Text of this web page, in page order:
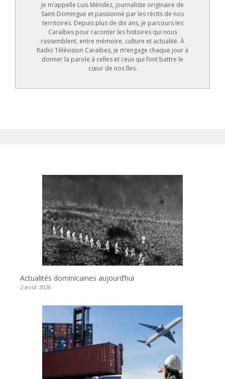
Je m’appelle Luis Méndez, journaliste originaire de
Saint-Domingue et passionné par les récits de nos
territoires. Depuis plus de dix ans, je parcours les
Caraïbes pour raconter les histoires qui nous
rassemblent, entre mémoire, culture et actualité. À
Radio Télévision Caraïbes, je m’engage chaque jour à
donner la parole à celles et ceux qui font battre le
cœur de nos îles.
Actualités dominicaines aujourd’hui
2 août 2026